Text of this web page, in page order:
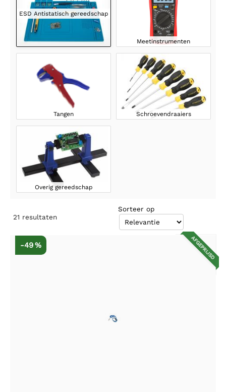
ESD Antistatisch gereedschap
Meetinstrumenten
Tangen Schroevendraaiers
Overig gereedschap
21 resultaten
Sorteer op
AFGEPRIJSD
-49 %